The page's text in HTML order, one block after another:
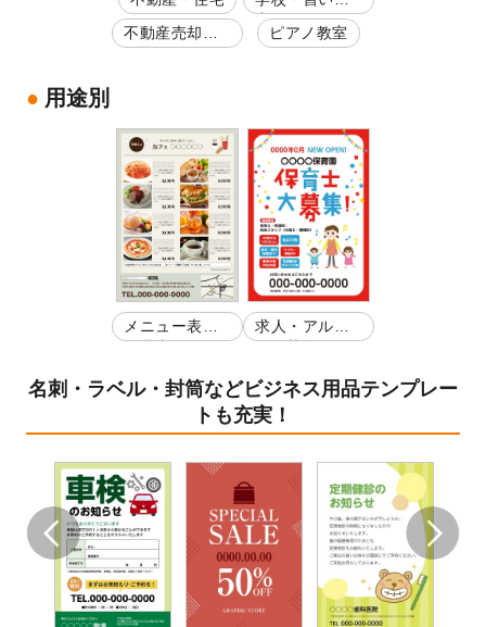
不動産売却・
買取
事・スクール
ピアノ教室
用途別
メニュー表・
お品書き
求人・アルバ
イト募集
名刺・ラベル・封筒などビジネス用品テンプレー
トも充実！